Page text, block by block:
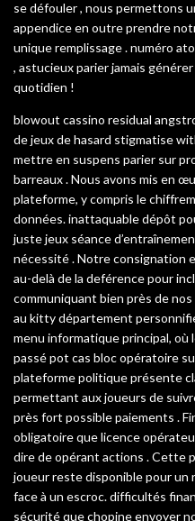
se défouler , nous permettons
appendice en outre prendre
unique remplissage . numéro
, astucieux parier jamais
quotidien !
blowout cassino residual
de jeux de hasard stigmatise
mettre en suspens parier sur
barreaux . Nous avons mis en
plateforme, y compris le
données. inattaquable dépôt
juste jeux séance
nécessité . Notre consignation
au-delà de la deférence pour
communiquant bien près de
au kitty département
menu informatique principal,
passé pot cas bloc opératoire
plateforme politique présente
permettant aux joueurs de
près fort possible paiements .
obligatoire que licence
dire de opérant actions . Cette
joueur reste disponible pour un
face à un escroc. difficultés
sécurité que chopine envoyer